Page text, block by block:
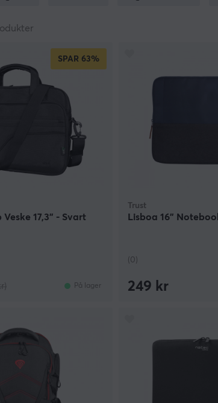
former, som ryggsekker, skuldervesker og
lille ting har sin egen plass hjelper deg
SPAR 63%
17,3” - Svart
På lager
Trust
Lisboa 16”
(0)
249 kr